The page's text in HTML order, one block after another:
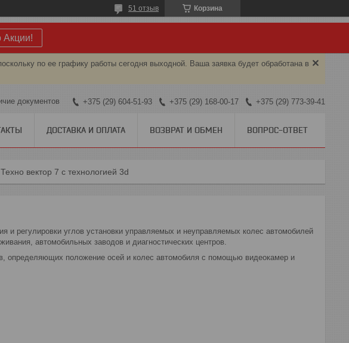
Корзина
51 отзыв
Акции!
по ее графику работы сегодня выходной. Ваша заявка будет обработана в
документов +375 (29) 604-51-93 +375 (29) 168-00-17 +375 (29) 773-39-41
ДОСТАВКА И ОПЛАТА ВОЗВРАТ И ОБМЕН ВОПРОС-ОТВЕТ
Техно вектор 7 с технологией 3d
и регулировки углов установки управляемых и неуправляемых колес автомобилей
автомобильных заводов и диагностических центров.
определяющих положение осей и колес автомобиля с помощью видеокамер и